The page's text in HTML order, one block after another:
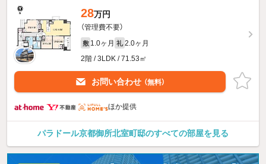
28万円
（管理費不要）
敷 1.0ヶ月 礼 2.0ヶ月
2階 / 3LDK / 71.53㎡
お問い合わせ （無料）
ほか提供
パラドール京都御所北室町邸のすべての部屋を見る